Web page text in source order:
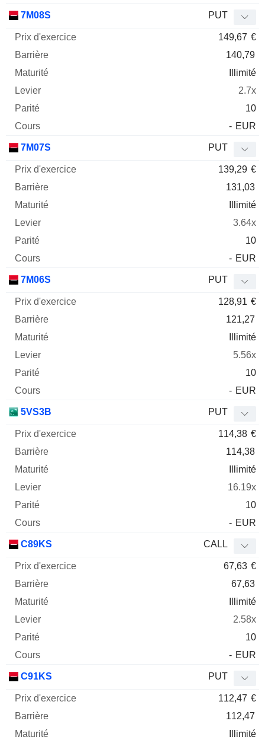
7M08S PUT
149,67 €
140,79
Illimité
2.7x
10
- EUR
7M07S PUT
139,29 €
131,03
Illimité
3.64x
10
- EUR
7M06S PUT
128,91 €
121,27
Illimité
5.56x
10
- EUR
5VS3B PUT
114,38 €
114,38
Illimité
16.19x
10
- EUR
C89KS CALL
67,63 €
67,63
Illimité
2.58x
10
- EUR
C91KS PUT
112,47 €
112,47
Illimité